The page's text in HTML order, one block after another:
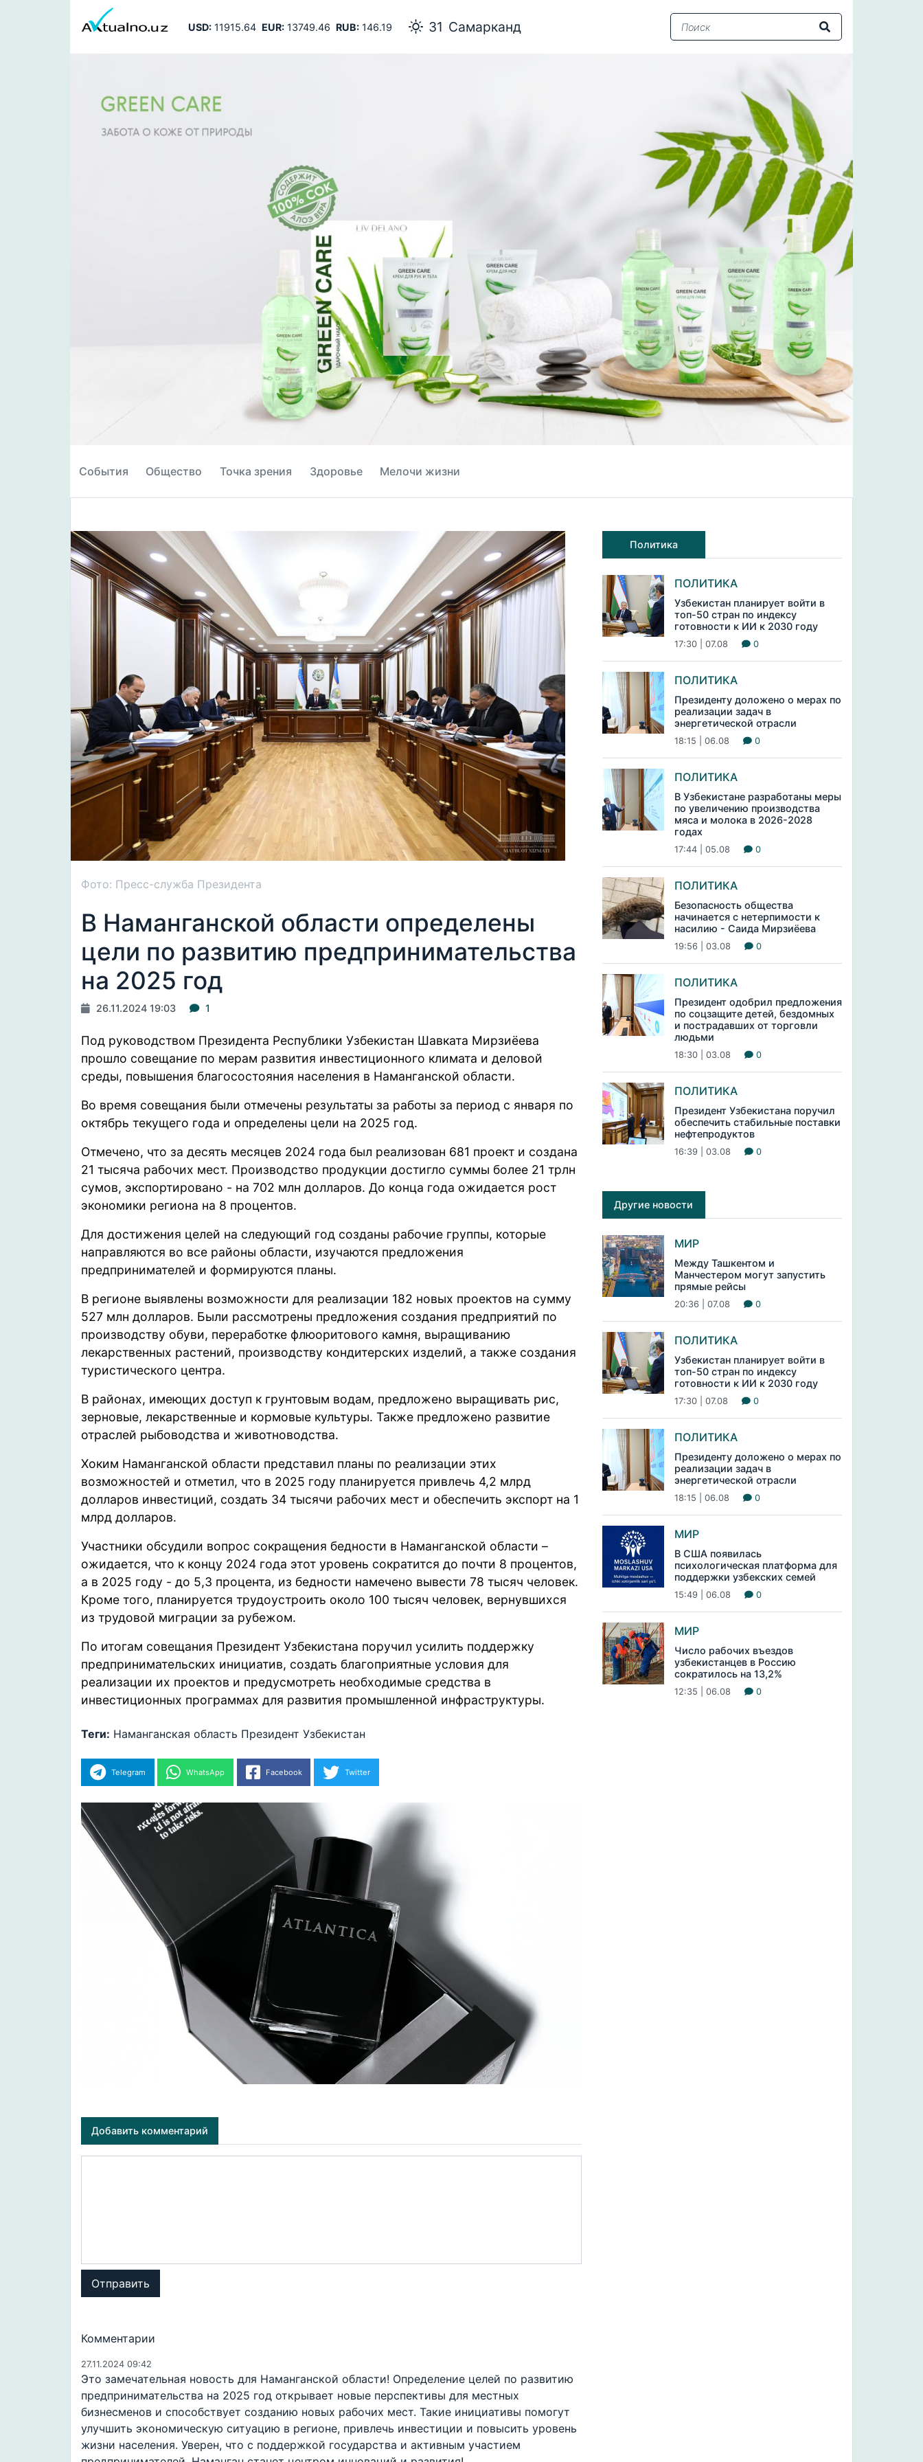
USD:11915.64 EUR:13749.46 RUB:146.19 31 Самарканд
События Общество Точка зрения Здоровье Мелочи жизни
Фото: Пресс-служба Президента
В Наманганской области определены
цели по развитию предпринимательства
на 2025 год
26.11.2024 19:03 1
Под руководством Президента Республики Узбекистан Шавката Мирзиёева
прошло совещание по мерам развития инвестиционного климата и деловой
среды, повышения благосостояния населения в Наманганской области.
Во время совещания были отмечены результаты за работы за период с января по
октябрь текущего года и определены цели на 2025 год.
Отмечено, что за десять месяцев 2024 года был реализован 681 проект и создана
21 тысяча рабочих мест. Производство продукции достигло суммы более 21 трлн
сумов, экспортировано - на 702 млн долларов. До конца года ожидается рост
экономики региона на 8 процентов.
Для достижения целей на следующий год созданы рабочие группы, которые
направляются во все районы области, изучаются предложения
предпринимателей и формируются планы.
В регионе выявлены возможности для реализации 182 новых проектов на сумму
527 млн долларов. Были рассмотрены предложения создания предприятий по
производству обуви, переработке флюоритового камня, выращиванию
лекарственных растений, производству кондитерских изделий, а также создания
туристического центра.
В районах, имеющих доступ к грунтовым водам, предложено выращивать рис,
зерновые, лекарственные и кормовые культуры. Также предложено развитие
отраслей рыбоводства и животноводства.
Хоким Наманганской области представил планы по реализации этих
возможностей и отметил, что в 2025 году планируется привлечь 4,2 млрд
долларов инвестиций, создать 34 тысячи рабочих мест и обеспечить экспорт на 1
млрд долларов.
Участники обсудили вопрос сокращения бедности в Наманганской области –
ожидается, что к концу 2024 года этот уровень сократится до почти 8 процентов,
а в 2025 году - до 5,3 процента, из бедности намечено вывести 78 тысяч человек.
Кроме того, планируется трудоустроить около 100 тысяч человек, вернувшихся
из трудовой миграции за рубежом.
По итогам совещания Президент Узбекистана поручил усилить поддержку
предпринимательских инициатив, создать благоприятные условия для
реализации их проектов и предусмотреть необходимые средства в
инвестиционных программах для развития промышленной инфраструктуры.
Теги: Наманганская область Президент Узбекистан
Telegram WhatsApp Facebook Twitter
Добавить комментарий
Отправить
Комментарии
27.11.2024 09:42
Это замечательная новость для Наманганской области! Определение целей по развитию
предпринимательства на 2025 год открывает новые перспективы для местных
бизнесменов и способствует созданию новых рабочих мест. Такие инициативы помогут
улучшить экономическую ситуацию в регионе, привлечь инвестиции и повысить уровень
жизни населения. Уверен, что с поддержкой государства и активным участием
Политика
ПОЛИТИКА
Узбекистан планирует войти в
топ-50 стран по индексу
готовности к ИИ к 2030 году
17:30 | 07.08 0
ПОЛИТИКА
Президенту доложено о мерах по
реализации задач в
энергетической отрасли
18:15 | 06.08 0
ПОЛИТИКА
В Узбекистане разработаны меры
по увеличению производства
мяса и молока в 2026-2028
годах
17:44 | 05.08 0
ПОЛИТИКА
Безопасность общества
начинается с нетерпимости к
насилию - Саида Мирзиёева
19:56 | 03.08 0
ПОЛИТИКА
Президент одобрил предложения
по соцзащите детей, бездомных
и пострадавших от торговли
людьми
18:30 | 03.08 0
ПОЛИТИКА
Президент Узбекистана поручил
обеспечить стабильные поставки
нефтепродуктов
16:39 | 03.08 0
Другие новости
МИР
Между Ташкентом и
Манчестером могут запустить
прямые рейсы
20:36 | 07.08 0
ПОЛИТИКА
Узбекистан планирует войти в
топ-50 стран по индексу
готовности к ИИ к 2030 году
17:30 | 07.08 0
ПОЛИТИКА
Президенту доложено о мерах по
реализации задач в
энергетической отрасли
18:15 | 06.08 0
МИР
В США появилась
психологическая платформа для
поддержки узбекских семей
15:49 | 06.08 0
МИР
Число рабочих въездов
узбекистанцев в Россию
сократилось на 13,2%
12:35 | 06.08 0